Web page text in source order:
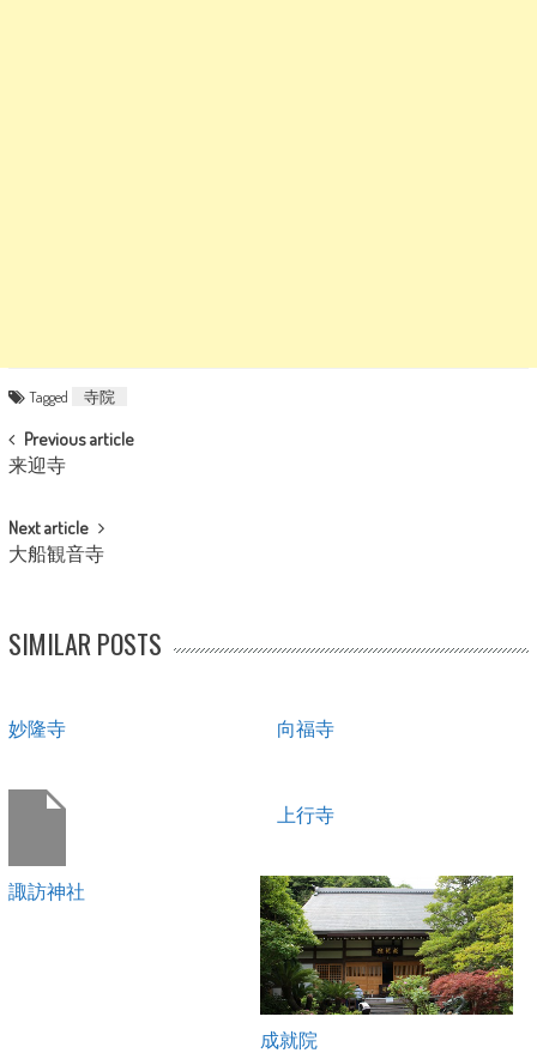
Tagged 寺院
POST NAVIGATION
Previous article
来迎寺
Next article
大船観音寺
SIMILAR POSTS
妙隆寺 向福寺
諏訪神社
上行寺
成就院